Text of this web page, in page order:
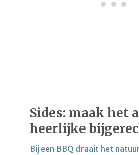
Sides: maak het
heerlijke
Bij een BBQ draait het